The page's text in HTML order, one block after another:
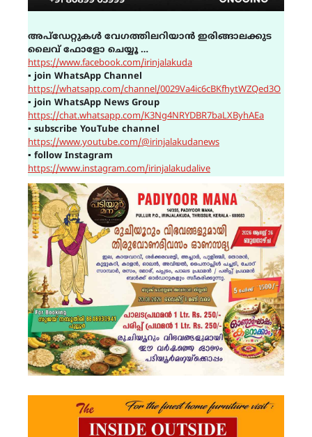
അപ്ഡേറ്റുകൾ വേഗത്തിലറിയാൻ ഇരിങ്ങാലക്കുട
ലൈവ് ഫോളോ ചെയ്യൂ …
https://www.facebook.com/irinjalakuda
▪ join WhatsApp Channel
https://whatsapp.com/channel/0029Va4ic6cBKfhytWZQed3O
▪ join WhatsApp News Group
https://chat.whatsapp.com/K3Ng4NRYDBR7baLXByhAEa
▪ subscribe YouTube channel
https://www.youtube.com/@irinjalakudanews
▪ follow Instagram
https://www.instagram.com/irinjalakudalive